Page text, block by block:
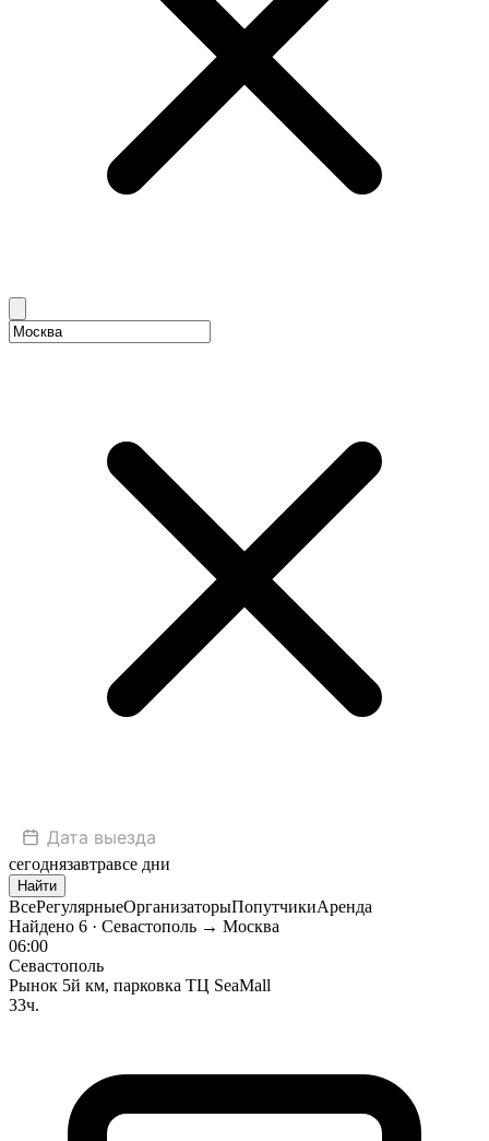
сегоднязавтравсе дни
Найти
ВсеРегулярныеОрганизаторыПопутчикиАренда
Найдено 6 · Севастополь → Москва
06:00
Севастополь
Рынок 5й км, парковка ТЦ SeaMall
33ч.